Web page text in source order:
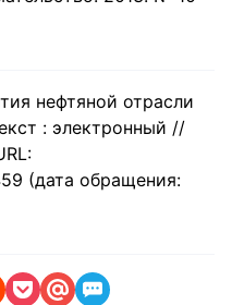
нефтяной отрасли
: электронный //
(дата обращения: